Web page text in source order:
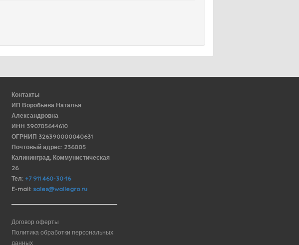
Контакты
ИП Воробьева Наталья
Александровна
ИНН 390705644610
ОГРНИП 326390000040631
Почтовый адрес: 236005
Калининград, Коммунистическая
26
Тел: +7 911 460-30-16
E-mail: sales@wallegro.ru
Договор оферты
Политика обработки персональных
данных